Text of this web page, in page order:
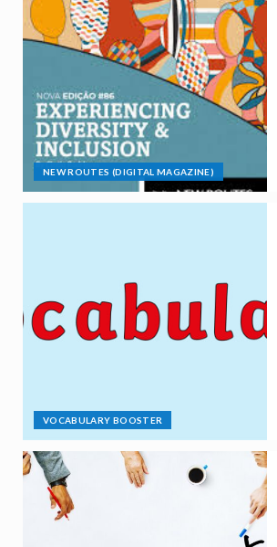
NEW ROUTES (DIGITAL MAGAZINE)
VOCABULARY BOOSTER